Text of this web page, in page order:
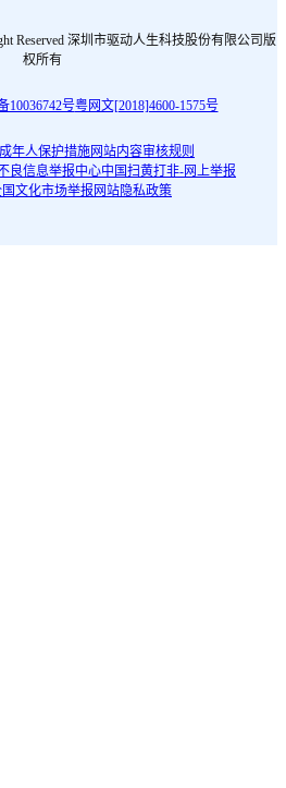
Reserved 深圳市驱动人生科技股份有限公司版
权所有
10036742号粤网文[2018]4600-1575号
年人保护措施网站内容审核规则
良信息举报中心中国扫黄打非-网上举报
国文化市场举报网站隐私政策